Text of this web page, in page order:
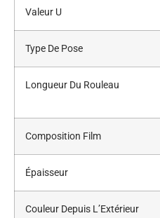
Valeur U
Type De Pose
Longueur Du Rouleau
Composition Film
Épaisseur
Couleur Depuis L’Extérieur